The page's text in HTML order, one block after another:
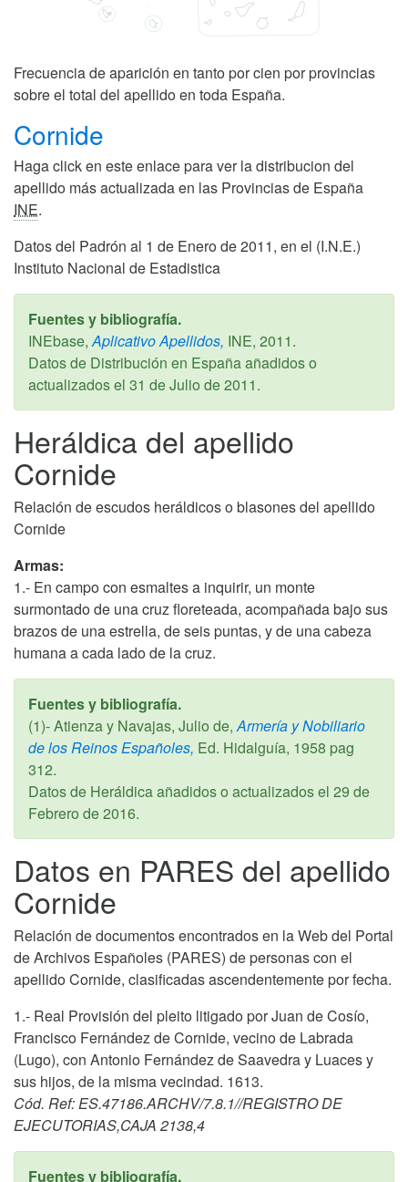
Frecuencia de aparición en tanto por cien por provincias
sobre el total del apellido en toda España.
Cornide
Haga click en este enlace para ver la distribucion del
apellido más actualizada en las Provincias de España
INE.
Datos del Padrón al 1 de Enero de 2011, en el (I.N.E.)
Instituto Nacional de Estadistica
Fuentes y bibliografía.
INEbase, Aplicativo Apellidos, INE, 2011.
Datos de Distribución en España añadidos o
actualizados el 31 de Julio de 2011.
Heráldica del apellido
Cornide
Relación de escudos heráldicos o blasones del apellido
Cornide
Armas:
1.- En campo con esmaltes a inquirir, un monte
surmontado de una cruz floreteada, acompañada bajo sus
brazos de una estrella, de seis puntas, y de una cabeza
humana a cada lado de la cruz.
Fuentes y bibliografía.
(1)- Atienza y Navajas, Julio de, Armería y Nobiliario
de los Reinos Españoles, Ed. Hidalguía, 1958 pag
312.
Datos de Heráldica añadidos o actualizados el 29 de
Febrero de 2016.
Datos en PARES del apellido
Cornide
Relación de documentos encontrados en la Web del Portal
de Archivos Españoles (PARES) de personas con el
apellido Cornide, clasificadas ascendentemente por fecha.
1.- Real Provisión del pleito litigado por Juan de Cosío,
Francisco Fernández de Cornide, vecino de Labrada
(Lugo), con Antonio Fernández de Saavedra y Luaces y
sus hijos, de la misma vecindad. 1613.
Cód. Ref: ES.47186.ARCHV/7.8.1//REGISTRO DE
EJECUTORIAS,CAJA 2138,4
Fuentes y bibliografía.